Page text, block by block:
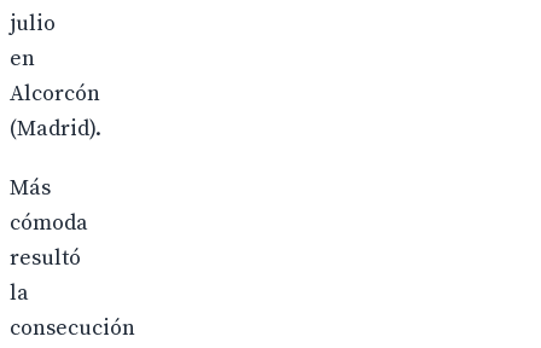
julio
en
Alcorcón
(Madrid).
Más
cómoda
resultó
la
consecución